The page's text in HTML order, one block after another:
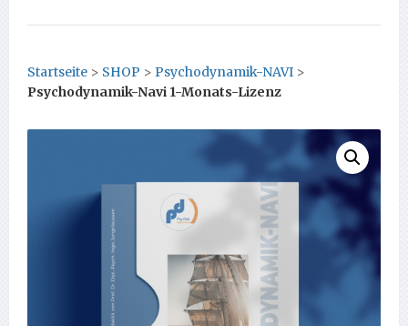
Startseite > SHOP > Psychodynamik-NAVI >
Psychodynamik-Navi 1-Monats-Lizenz